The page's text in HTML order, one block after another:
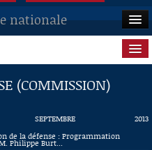
nationale
(COMMISSION)
SEPTEMBRE
2013
de la défense : Programmation
Philippe Burt...